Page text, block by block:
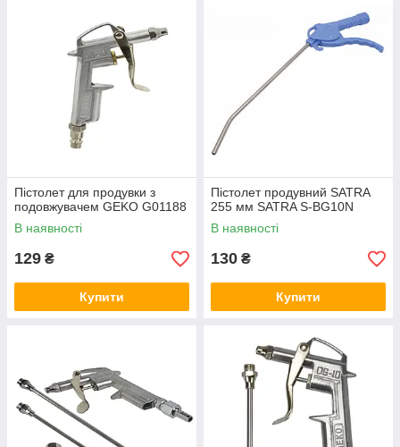
Пістолет для продувки з
подовжувачем GEKO G01188
В наявності
129 ₴
Купити
Пістолет продувний SATRA
255 мм SATRA S-BG10N
В наявності
130 ₴
Купити